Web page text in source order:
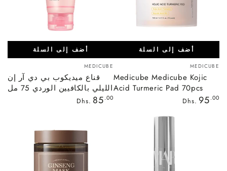
بائع:
MEDICUBE
Medicube Medicube Kojic
Acid Turmeric Pad 70pcs
Dhs. 95.00
أضف إلى السلة
بائع:
MEDICUBE
قناع ميديكوب بي دي آر إن
الليلي بالكافيين الوردي 75 مل
Dhs. 85.00
أضف إلى السلة